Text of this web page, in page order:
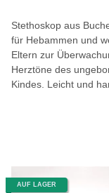
Stethoskop aus
für Hebammen und
Eltern zur
Herztöne des
Kindes. Leicht und
AUF LAGER